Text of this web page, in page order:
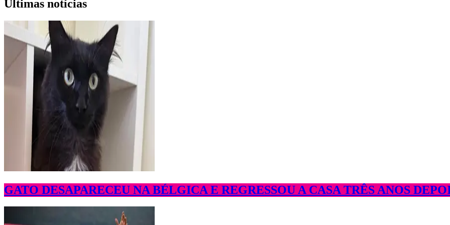
Últimas notícias
GATO DESAPARECEU NA BÉLGICA E REGRESSOU A CASA TRÊS ANOS